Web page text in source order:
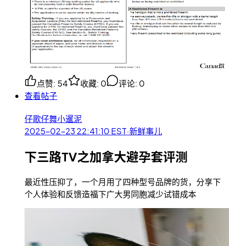
点赞: 54 收藏: 0 评论: 0
查看帖子
仔歌仔舞小暹泥
2025-02-23 22:41:10 EST·新鲜事儿
下三路TV之加拿大避孕套评测
最近性压抑了，一个月用了四种型号品牌的货，分享下
个人体验和反馈造福下广大男同胞减少试错成本